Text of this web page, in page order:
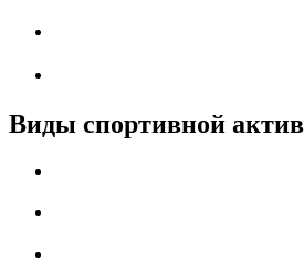
Виды спортивной